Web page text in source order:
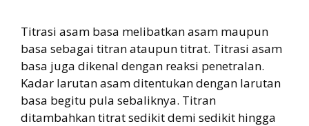
Titrasi asam basa melibatkan asam maupun
basa sebagai titran ataupun titrat. Titrasi asam
basa juga dikenal dengan reaksi penetralan.
Kadar larutan asam ditentukan dengan larutan
basa begitu pula sebaliknya. Titran
ditambahkan titrat sedikit demi sedikit hingga